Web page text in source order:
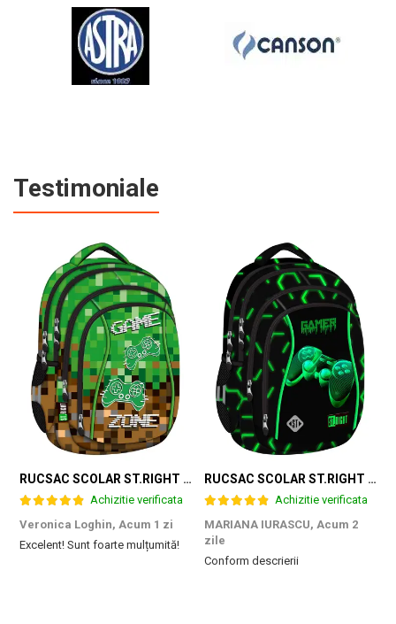
Testimoniale
RUCSAC SCOLAR ST.RIGHT 4 COMPARTIMENTE BP-04 GAME ZONE 698187
Achizitie verificata
Veronica Loghin, Acum 1 zi
Excelent! Sunt foarte mulțumită!
RUCSAC SCOLAR ST.RIGHT 4 COMPARTIMENTE BP-04 GREEN LEVEL 301339
Achizitie verificata
MARIANA IURASCU, Acum 2
zile
Conform descrierii